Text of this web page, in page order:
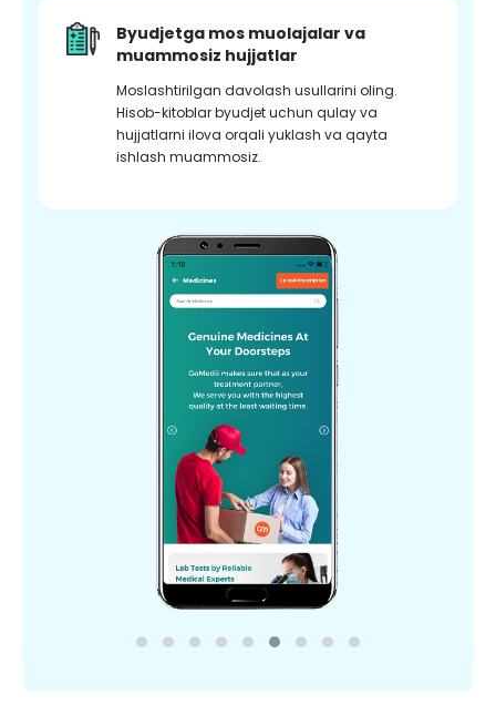
Byudjetga mos muolajalar va
muammosiz hujjatlar
Moslashtirilgan davolash usullarini oling.
Hisob-kitoblar byudjet uchun qulay va
hujjatlarni ilova orqali yuklash va qayta
ishlash muammosiz.